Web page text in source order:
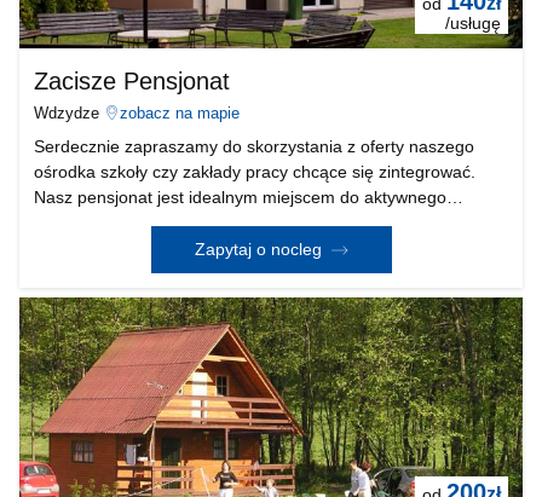
/usługę
Zacisze Pensjonat
Wdzydze zobacz na mapie
Serdecznie zapraszamy do skorzystania z oferty naszego
ośrodka szkoły czy zakłady pracy chcące się zintegrować.
Nasz pensjonat jest idealnym miejscem do aktywnego
spędzania czasu, czemu sprzyjają rozległy obszar, 3 boiska
Zapytaj o nocleg
200